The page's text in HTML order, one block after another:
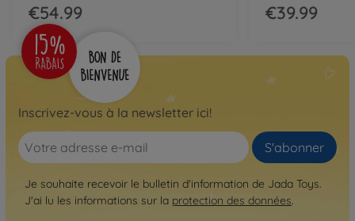
€54.99 €39.99
Inscrivez-vous à la newsletter ici!
S'abonner
Je souhaite recevoir le bulletin d'information de Jada Toys.
J'ai lu les informations sur la protection des données.